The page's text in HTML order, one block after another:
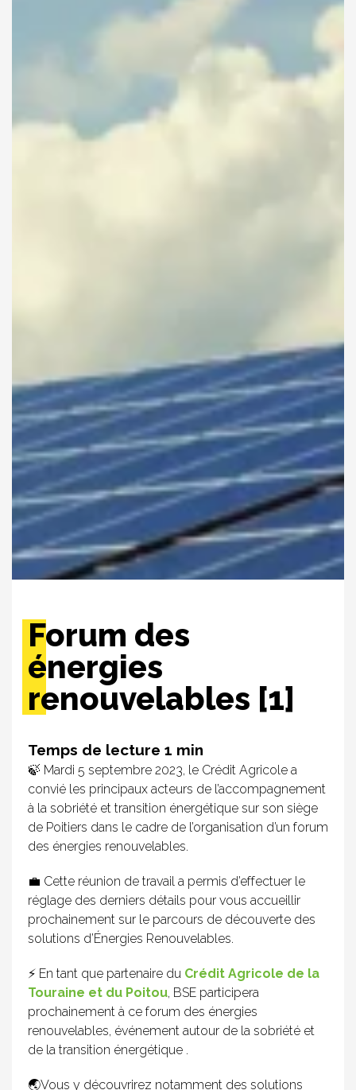
Forum des
énergies
renouvelables [1]
🍃 Mardi 5 septembre 2023, le Crédit Agricole a
convié les principaux acteurs de l’accompagnement
à la sobriété et transition énergétique sur son siège
de Poitiers dans le cadre de l’organisation d’un forum
des énergies renouvelables.
💼 Cette réunion de travail a permis d’effectuer le
réglage des derniers détails pour vous accueillir
prochainement sur le parcours de découverte des
solutions d’Énergies Renouvelables.
⚡️ En tant que partenaire du Crédit Agricole de la
Touraine et du Poitou, BSE participera
prochainement à ce forum des énergies
renouvelables, événement autour de la sobriété et
de la transition énergétique .
🌏Vous y découvrirez notamment des solutions